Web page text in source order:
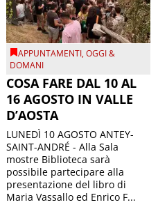
APPUNTAMENTI,OGGI &
DOMANI
COSA FARE DAL 10 AL
16 AGOSTO IN VALLE
D’AOSTA
LUNEDÌ 10 AGOSTO ANTEY-
SAINT-ANDRÉ - Alla Sala
mostre Biblioteca sarà
possibile partecipare alla
presentazione del libro di
Maria Vassallo ed Enrico F...